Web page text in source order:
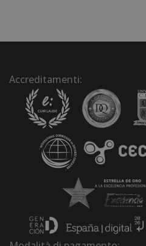
Accreditamenti: